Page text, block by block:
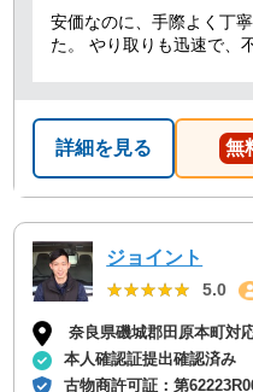
安価なのに、手際よく丁
た。 やり取りも迅速で、
詳細を見る 無
ジョイント
★★★★★
★★★★★ 5.0
奈良県磯城郡田原本町対
本人確認証提出確認済み
古物商許可証：第